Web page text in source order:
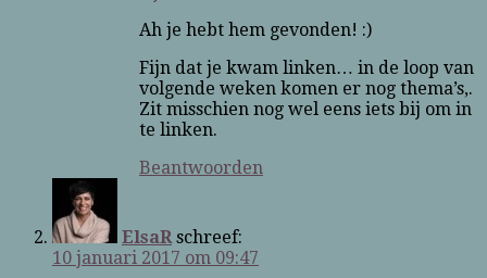
Ah je hebt hem gevonden! :)
Fijn dat je kwam linken… in de loop van
volgende weken komen er nog thema’s,.
Zit misschien nog wel eens iets bij om in
te linken.
Beantwoorden
ElsaR schreef:
10 januari 2017 om 09:47